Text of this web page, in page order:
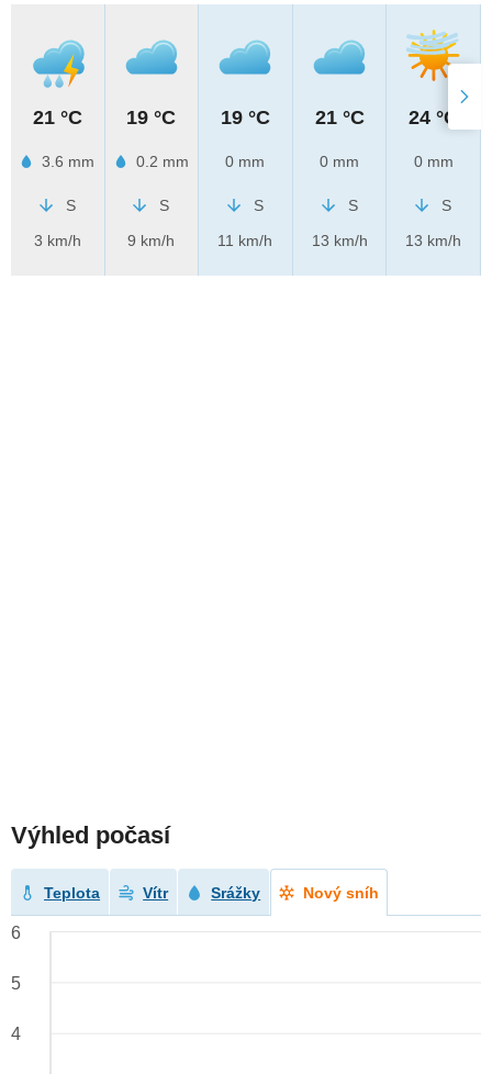
21 °C
3.6 mm
S
3 km/h
19 °C
0.2 mm
S
9 km/h
19 °C
0 mm
S
11 km/h
21 °C
0 mm
S
13 km/h
24 °C
0 mm
S
13 km/h
Výhled počasí
Teplota Vítr Srážky Nový sníh
6
5
4